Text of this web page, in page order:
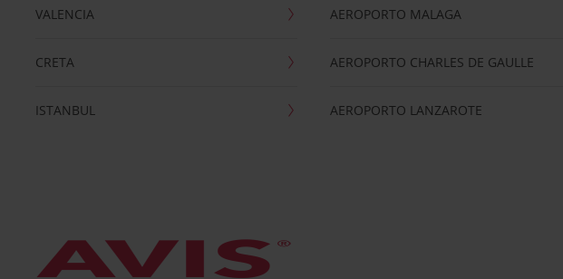
VALENCIA
CRETA
ISTANBUL
AEROPORTO MALAGA
AEROPORTO CHARLES DE GAULLE
AEROPORTO LANZAROTE